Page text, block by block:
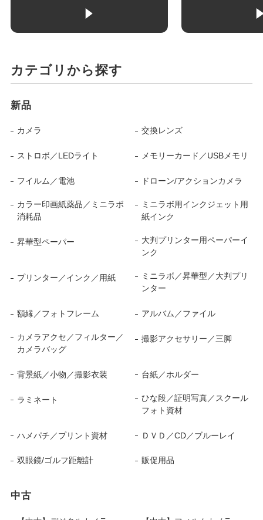
カテゴリから探す
新品
カメラ 交換レンズ
ストロボ／LEDライト メモリーカード／USBメモリ
フイルム／電池 ドローン/アクションカメラ
カラー印画紙薬品／ミニラボ
消耗品
ミニラボ用インクジェット用
紙インク
昇華型ペーパー
大判プリンター用ペーパーイ
ンク
プリンター／インク／用紙
ミニラボ／昇華型／大判プリ
ンター
額縁／フォトフレーム アルバム／ファイル
カメラアクセ／フィルター／
カメラバッグ
撮影アクセサリー／三脚
背景紙／小物／撮影衣装 台紙／ホルダー
ラミネート
ひな段／証明写真／スクール
フォト資材
ハメパチ／プリント資材 ＤＶＤ／CD／ブルーレイ
双眼鏡/ゴルフ距離計 販促用品
中古